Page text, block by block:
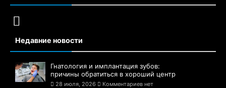
Недавние новости
Гнатология и имплантация зубов:
причины обратиться в хороший центр
28 июля, 2026 Комментариев нет